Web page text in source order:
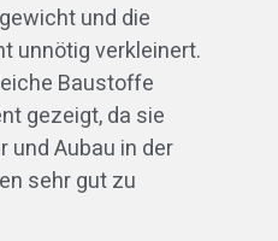
und die
unnötig verkleinert.
Baustoffe
gezeigt, da sie
und Aubau in der
sehr gut zu